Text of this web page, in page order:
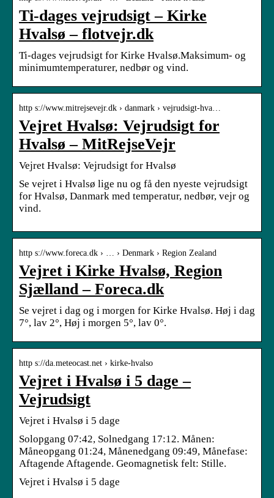
Ti-dages vejrudsigt – Kirke
Hvalsø – flotvejr.dk
Ti-dages vejrudsigt for Kirke Hvalsø.Maksimum- og
minimumtemperaturer, nedbør og vind.
http s://www.mitrejsevejr.dk › danmark › vejrudsigt-hva…
Vejret Hvalsø: Vejrudsigt for
Hvalsø – MitRejseVejr
Vejret Hvalsø: Vejrudsigt for Hvalsø
Se vejret i Hvalsø lige nu og få den nyeste vejrudsigt
for Hvalsø, Danmark med temperatur, nedbør, vejr og
vind.
http s://www.foreca.dk › … › Denmark › Region Zealand
Vejret i Kirke Hvalsø, Region
Sjælland – Foreca.dk
Se vejret i dag og i morgen for Kirke Hvalsø. Høj i dag
7°, lav 2°, Høj i morgen 5°, lav 0°.
http s://da.meteocast.net › kirke-hvalso
Vejret i Hvalsø i 5 dage –
Vejrudsigt
Vejret i Hvalsø i 5 dage
Solopgang 07:42, Solnedgang 17:12. Månen:
Måneopgang 01:24, Månenedgang 09:49, Månefase:
Aftagende Aftagende. Geomagnetisk felt: Stille.
Vejret i Hvalsø i 5 dage